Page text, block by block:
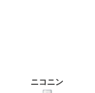
ニコニン